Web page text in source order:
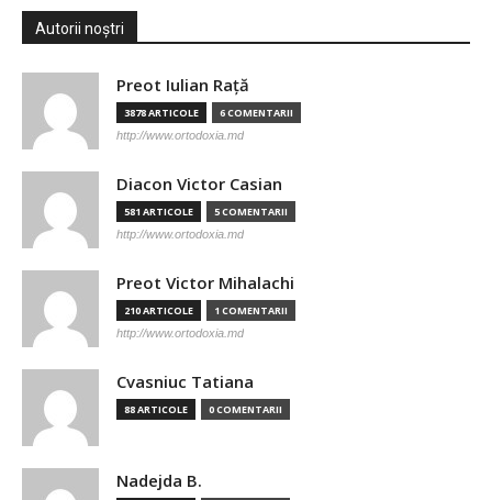
Autorii noștri
Preot Iulian Raţă
3878 ARTICOLE 6 COMENTARII
http://www.ortodoxia.md
Diacon Victor Casian
581 ARTICOLE 5 COMENTARII
http://www.ortodoxia.md
Preot Victor Mihalachi
210 ARTICOLE 1 COMENTARII
http://www.ortodoxia.md
Cvasniuc Tatiana
88 ARTICOLE 0 COMENTARII
Nadejda B.